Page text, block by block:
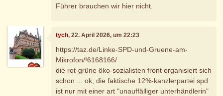
Führer brauchen wir hier nicht.
tych, 22. April 2026, um 22:23
https://taz.de/Linke-SPD-und-Gruene-am-
Mikrofon/!6168166/
die rot-grüne öko-sozialisten front organisiert sich
schon ... ok, die faktische 12%-kanzlerpartei spd
ist nur mit einer art "unauffälliger unterhändlerin"